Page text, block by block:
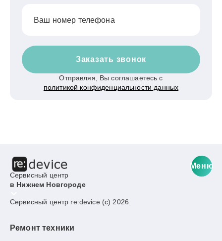
Ваш номер телефона
Заказать звонок
Отправляя, Вы соглашаетесь с
политикой конфиденциальности данных
Сервисный центр
в Нижнем Новгороде
Меню
Сервисный центр re:device (c) 2026
Ремонт техники